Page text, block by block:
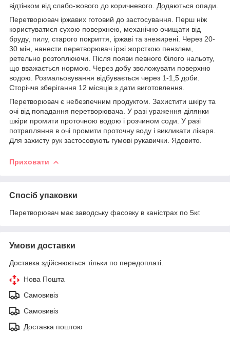
відтінком від слабо-жового до коричневого. Додаються опади.
Перетворювач іржавих готовий до застосування. Перш ніж
користуватися сухою поверхнею, механічно очищати від
бруду, пилу, старого покриття, іржаві та знежирені. Через 20-
30 мін, нанести перетворювач іржі жорсткою пензлем,
ретельно розтоплюючи. Після появи певного білого нальоту,
що вважається нормою. Через добу зволожувати поверхню
водою. Розмальовування відбувається через 1-1,5 доби.
Сторіччя зберігання 12 місяців з дати виготовлення.
Перетворювач є небезпечним продуктом. Захистити шкіру та
очі від попадання перетворювача. У разі ураження ділянки
шкіри промити проточною водою і розчином соди. У разі
потрапляння в очі промити проточну воду і викликати лікаря.
Для захисту рук застосовують гумові рукавички. Ядовито.
Приховати
Спосіб упаковки
Перетворювач має заводську фасовку в каністрах по 5кг.
Умови доставки
Доставка здійснюється тільки по передоплаті.
Нова Пошта
Самовивіз
Самовивіз
Доставка поштою